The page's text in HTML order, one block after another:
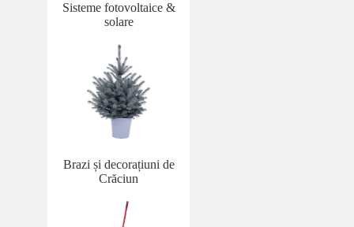
Sisteme fotovoltaice &
solare
Brazi și decorațiuni de
Crăciun